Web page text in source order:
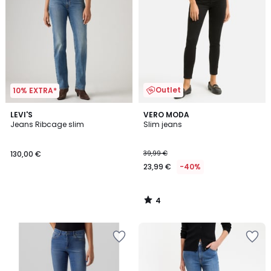
10% EXTRA*
LEVI'S
Jeans Ribcage slim
130,00 €
Outlet
VERO MODA
Slim jeans
39,99 €
23,99 € -40%
4
/
4
/